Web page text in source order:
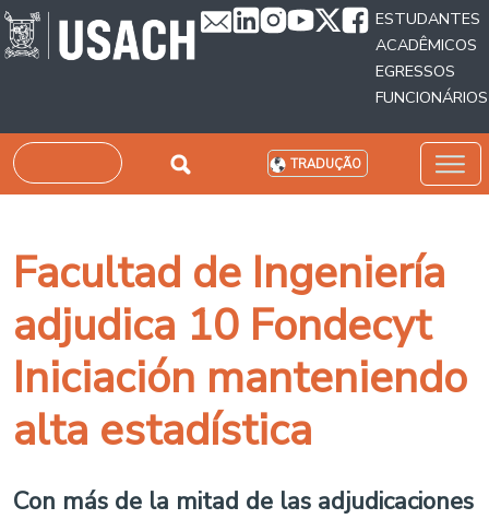
Passar para o conteúdo principal
ESTUDANTES
ACADÊMICOS
EGRESSOS
FUNCIONÁRIOS
Pesquisar TRADUÇÃO
Facultad de Ingeniería
adjudica 10 Fondecyt
Iniciación manteniendo
alta estadística
Con más de la mitad de las adjudicaciones